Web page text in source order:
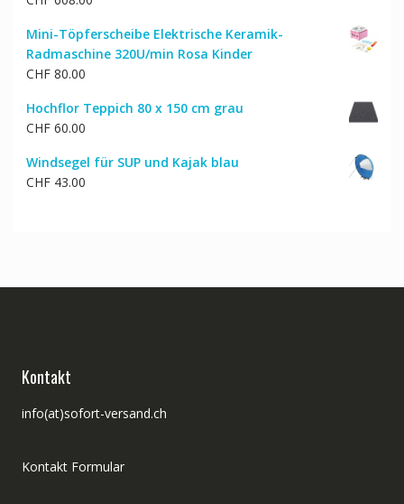
Mini-Töpferscheibe Elektrische Keramik-
Radmaschine 320U/min Rosa Kinder
CHF80.00
Hochflor Teppich 80 x 150 cm grau
CHF60.00
Windsegel für SUP und Kajak blau
CHF43.00
Kontakt
info(at)sofort-versand.ch
Kontakt Formular